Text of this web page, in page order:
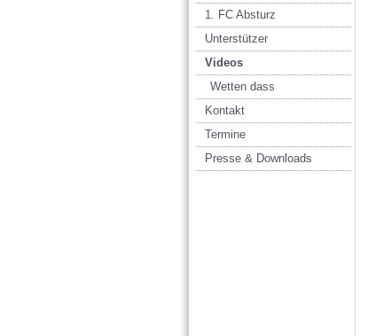
1. FC Absturz
Unterstützer
Videos
Wetten dass
Kontakt
Termine
Presse & Downloads